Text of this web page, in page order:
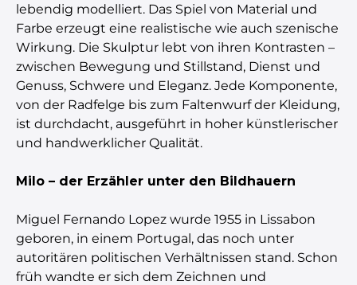
lebendig modelliert. Das Spiel von Material und
Farbe erzeugt eine realistische wie auch szenische
Wirkung. Die Skulptur lebt von ihren Kontrasten –
zwischen Bewegung und Stillstand, Dienst und
Genuss, Schwere und Eleganz. Jede Komponente,
von der Radfelge bis zum Faltenwurf der Kleidung,
ist durchdacht, ausgeführt in hoher künstlerischer
und handwerklicher Qualität.
Milo – der Erzähler unter den Bildhauern
Miguel Fernando Lopez wurde 1955 in Lissabon
geboren, in einem Portugal, das noch unter
autoritären politischen Verhältnissen stand. Schon
früh wandte er sich dem Zeichnen und